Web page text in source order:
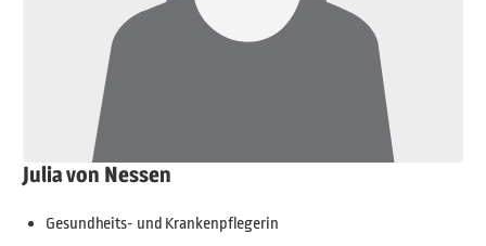
Julia von Nessen
Gesundheits- und Krankenpflegerin